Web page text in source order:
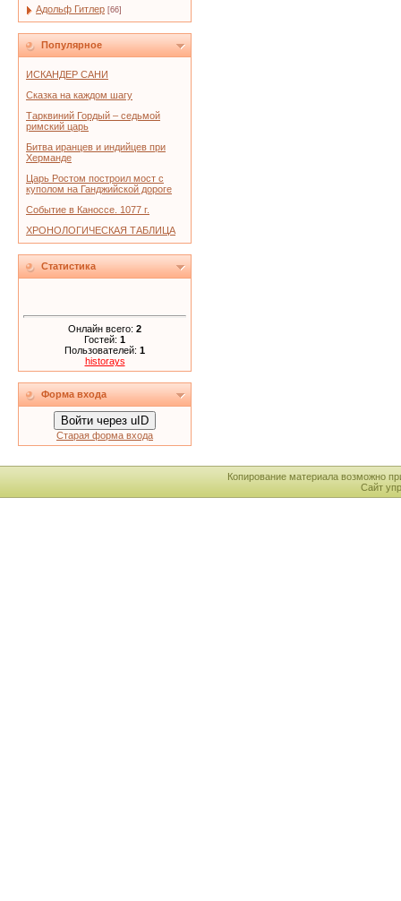
Адольф Гитлер [66]
Популярное
ИСКАНДЕР САНИ
Сказка на каждом шагу
Тарквиний Гордый – седьмой
римский царь
Битва иранцев и индийцев при
Херманде
Царь Ростом построил мост с
куполом на Ганджийской дороге
Событие в Каноссе. 1077 г.
ХРОНОЛОГИЧЕСКАЯ ТАБЛИЦА
Статистика
Онлайн всего: 2
Гостей: 1
Пользователей: 1
historays
Форма входа
Войти через uID
Старая форма входа
Копирование материала возможно
Сайт